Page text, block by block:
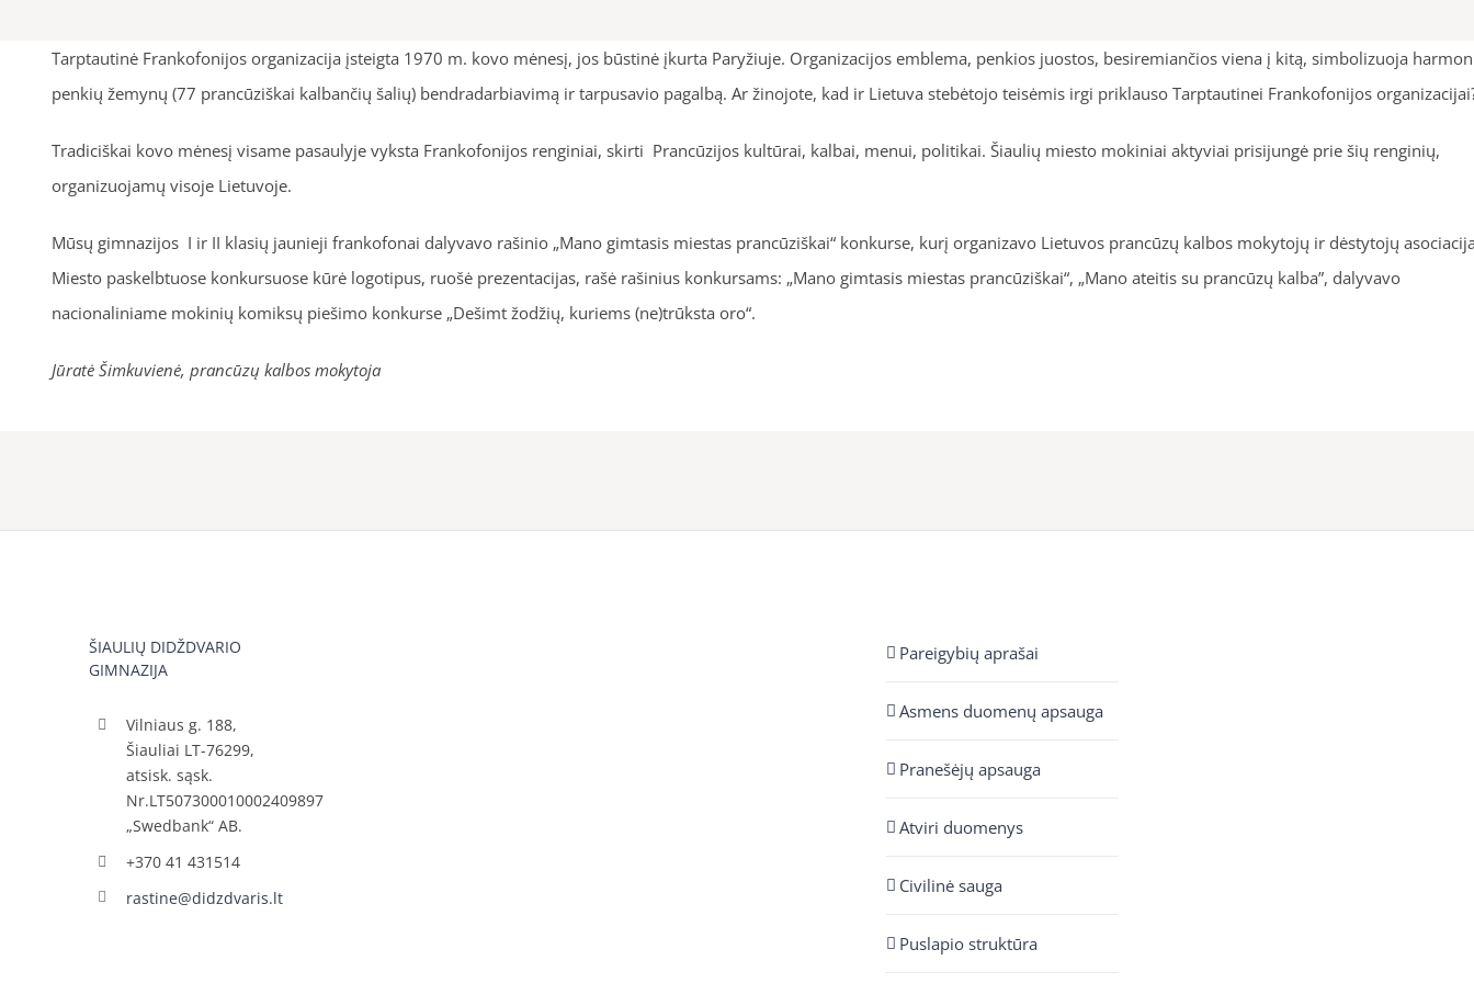
Tarptautinė Frankofonijos organizacija įsteigta 1970 m. kovo mėnesį, jos būstinė įkurta Paryžiuje. Organizacijos emblema, penkios juostos, besiremiančios viena į kitą, simbolizuoja
penkių žemynų (77 prancūziškai kalbančių šalių) bendradarbiavimą ir tarpusavio pagalbą. Ar žinojote, kad ir Lietuva stebėtojo teisėmis irgi priklauso Tarptautinei Frankofonijos
Tradiciškai kovo mėnesį visame pasaulyje vyksta Frankofonijos renginiai, skirti Prancūzijos kultūrai, kalbai, menui, politikai. Šiaulių miesto mokiniai aktyviai prisijungė prie šių renginių,
organizuojamų visoje Lietuvoje.
Mūsų gimnazijos I ir II klasių jaunieji frankofonai dalyvavo rašinio „Mano gimtasis miestas prancūziškai“ konkurse, kurį organizavo Lietuvos prancūzų kalbos mokytojų ir dėstytojų
Miesto paskelbtuose konkursuose kūrė logotipus, ruošė prezentacijas, rašė rašinius konkursams: „Mano gimtasis miestas prancūziškai“, „Mano ateitis su prancūzų kalba”, dalyvavo
nacionaliniame mokinių komiksų piešimo konkurse „Dešimt žodžių, kuriems (ne)trūksta oro“.
Jūratė Šimkuvienė, prancūzų kalbos mokytoja
ŠIAULIŲ DIDŽDVARIO
GIMNAZIJA
Vilniaus g. 188,
Šiauliai LT-76299,
atsisk. sąsk.
Nr.LT507300010002409897
„Swedbank“ AB.
+370 41 431514
rastine@didzdvaris.lt
Pareigybių aprašai
Asmens duomenų apsauga
Pranešėjų apsauga
Atviri duomenys
Civilinė sauga
Puslapio struktūra